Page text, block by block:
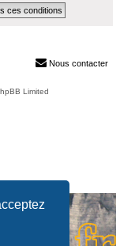
Nous contacter
Limited